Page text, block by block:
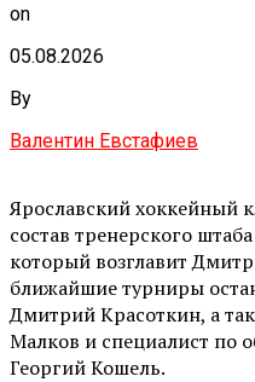
on
05.08.2026
By
Валентин Евстафиев
Ярославский хоккейный
состав тренерского
который возглавит
ближайшие турниры
Дмитрий Красоткин, а
Малков и специалист по
Георгий Кошель.